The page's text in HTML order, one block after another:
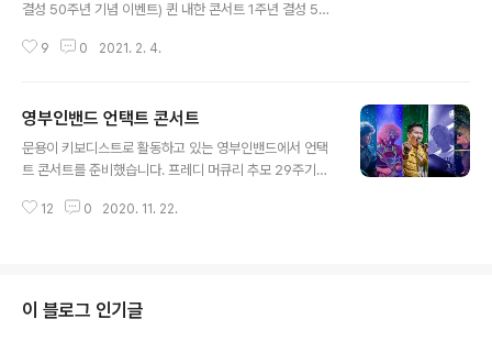
결성 50주년 기념 이벤트) 퀸 내한 콘서트 1주년 결성 50
요! 혼자 부르면 뻘쭘 같이 부르면 신남 집합금지인데 가
영 어떤 노래? Radio Ga Ga, We Will Rock You, We
Are The Champions 후렴 중 마음껏 선택 moontara.
ent@gmail.com으로 50주년 축하메세지, 크레딧 성함
폰으로 들으며 노래를 불러주셔야 퀸 노래가 영상에 녹음
9 0 2021. 2. 4.
영부인밴드 언택트 콘서트
문용이 키보디스트로 활동하고 있는 영부인밴드에서 언택
트 콘서트를 준비했습니다. 프레디 머큐리 추모 29주기를
공개합니다. 영부인밴드 프레디 머큐리 추모공연 다시보기
Bass&vocal : Mike 안철민 Drums : neO 박중현 Syn
thesizer : moonyong 문용 Audio Mix & Video Edit
12 0 2020. 11. 22.
이 블로그 인기글